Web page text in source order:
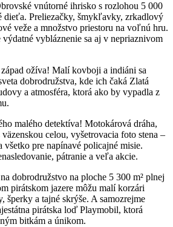
vnútorné ihrisko s rozlohou 5 000
dieťa. Preliezačky, šmykľavky, zrkadlový
veže a množstvo priestoru na voľnú hru.
výdatné vybláznenie sa aj v nepriaznivom
ožíva! Malí kovboji a indiáni sa
dobrodružstva, kde ich čaká Zlatá
a atmosféra, ktorá ako by vypadla z
malého detektíva! Motokárová dráha,
celou, vyšetrovacia foto stena –
všetko pre napínavé policajné misie.
pátranie a veľa akcie.
dobrodružstvo na ploche 5 300 m² plnej
pirátskom jazere môžu malí korzári
šperky a tajné skrýše. A samozrejme
pirátska loď Playmobil, ktorá
bitkám a únikom.